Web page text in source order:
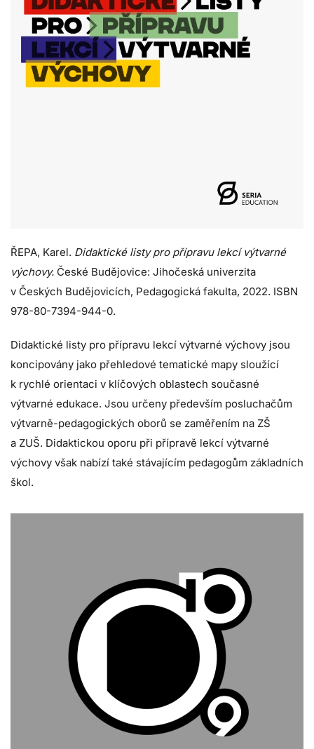
ŘEPA, Karel. Didaktické listy pro přípravu lekcí výtvarné
výchovy. České Budějovice: Jihočeská univerzita
v Českých Budějovicích, Pedagogická fakulta, 2022. ISBN
978-80-7394-944-0.
Didaktické listy pro přípravu lekcí výtvarné výchovy jsou
koncipovány jako přehledové tematické mapy sloužící
k rychlé orientaci v klíčových oblastech současné
výtvarné edukace. Jsou určeny především posluchačům
výtvarně-pedagogických oborů se zaměřením na ZŠ
a ZUŠ. Didaktickou oporu při přípravě lekcí výtvarné
výchovy však nabízí také stávajícím pedagogům základních
škol.